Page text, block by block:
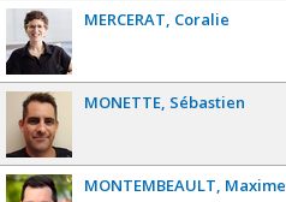
MERCERAT Coralie
MONETTE Sébastien
MONTEMBEAULT Maxime